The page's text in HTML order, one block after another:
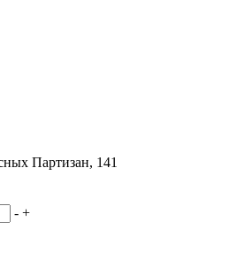
Партизан, 141
- +